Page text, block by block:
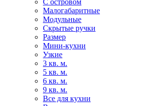
Малогабаритные
Модульные
Скрытые ручки
Размер
Мини-кухни
Узкие
3 кв. м.
5 кв. м.
6 кв. м.
9 кв. м.
Все для кухни